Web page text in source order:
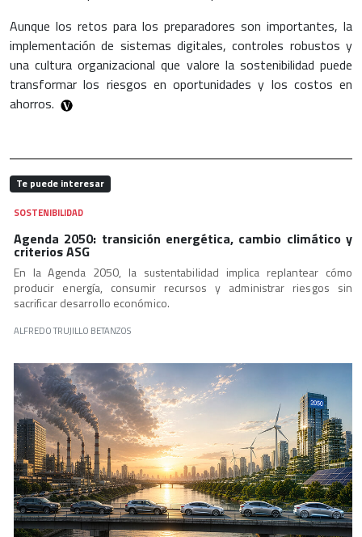
Aunque los retos para los preparadores son importantes, la
implementación de sistemas digitales, controles robustos y
una cultura organizacional que valore la sostenibilidad puede
transformar los riesgos en oportunidades y los costos en
ahorros.
Te puede interesar
SOSTENIBILIDAD
Agenda 2050: transición energética, cambio climático y
criterios ASG
En la Agenda 2050, la sustentabilidad implica replantear cómo
producir energía, consumir recursos y administrar riesgos sin
sacrificar desarrollo económico.
ALFREDO TRUJILLO BETANZOS